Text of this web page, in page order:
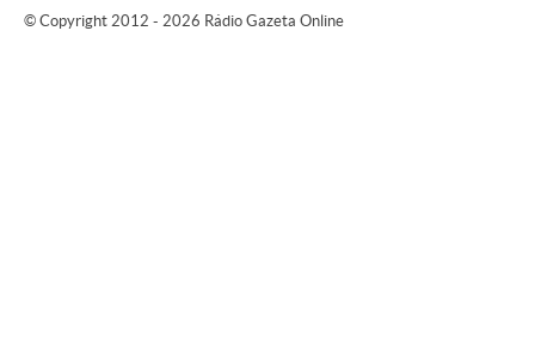
© Copyright 2012 - 2026 Rádio Gazeta Online